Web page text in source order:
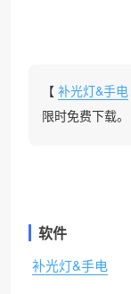
【 补光灯&手电
限时免费下载。
软件
补光灯&手电